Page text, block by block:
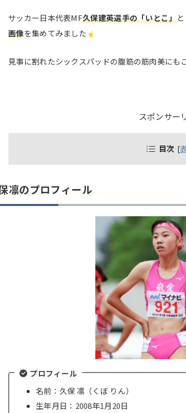
サッカー日本代表MF久保建英選手の「いとこ」
画像を集めてみました
見事に割れたシックスパッドの腹筋の筋肉美にも
スポンサー
目次 [
凛のプロフィール
プロフィール
名前：久保 凛（くぼ りん）
生年月日：2008年1月20日